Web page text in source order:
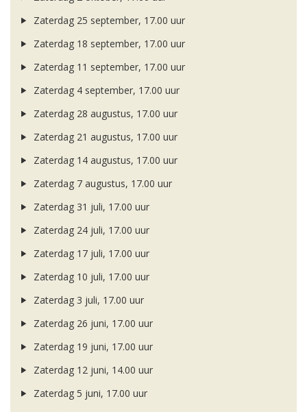
Zaterdag 25 september, 17.00 uur
Zaterdag 18 september, 17.00 uur
Zaterdag 11 september, 17.00 uur
Zaterdag 4 september, 17.00 uur
Zaterdag 28 augustus, 17.00 uur
Zaterdag 21 augustus, 17.00 uur
Zaterdag 14 augustus, 17.00 uur
Zaterdag 7 augustus, 17.00 uur
Zaterdag 31 juli, 17.00 uur
Zaterdag 24 juli, 17.00 uur
Zaterdag 17 juli, 17.00 uur
Zaterdag 10 juli, 17.00 uur
Zaterdag 3 juli, 17.00 uur
Zaterdag 26 juni, 17.00 uur
Zaterdag 19 juni, 17.00 uur
Zaterdag 12 juni, 14.00 uur
Zaterdag 5 juni, 17.00 uur